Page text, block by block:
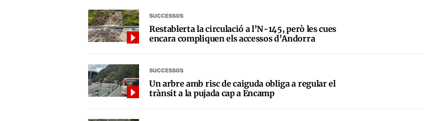
SUCCESSOS
Restablerta la circulació a l’N-145, però les cues
encara compliquen els accessos d’Andorra
SUCCESSOS
Un arbre amb risc de caiguda obliga a regular el
trànsit a la pujada cap a Encamp